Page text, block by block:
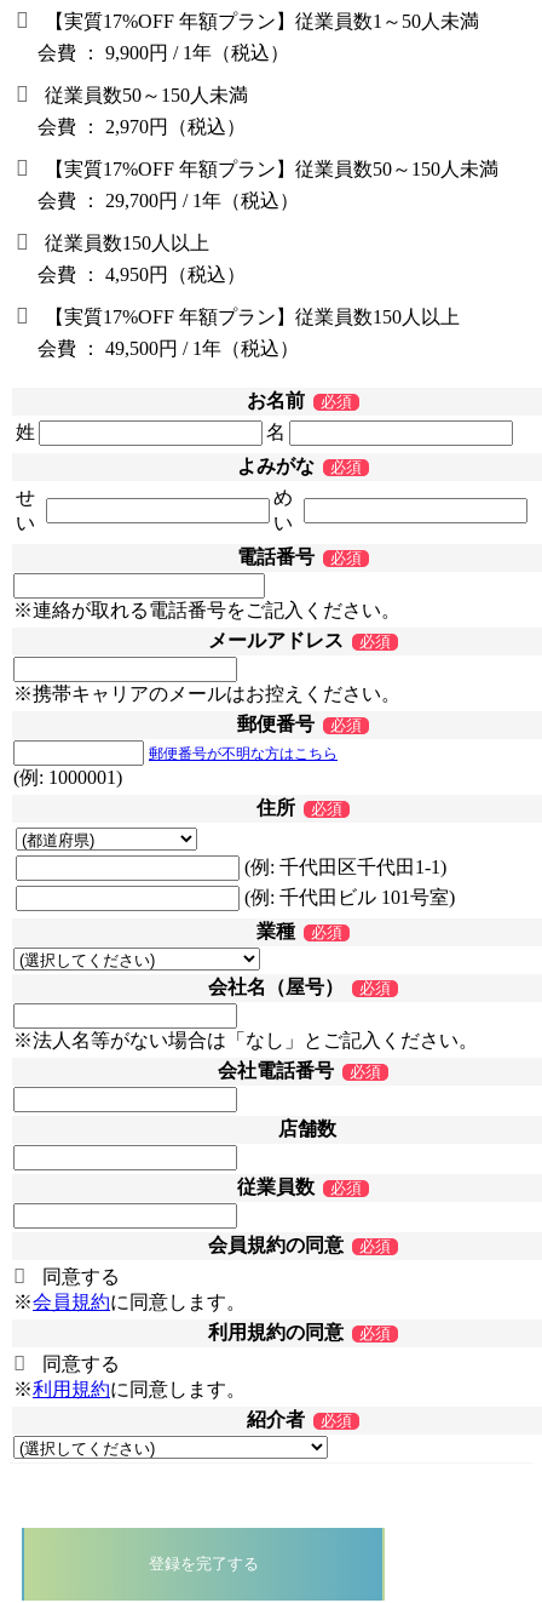
【実質17%OFF 年額プラン】従業員数1～50人未満
会費 ： 9,900円 / 1年（税込）
従業員数50～150人未満
会費 ： 2,970円（税込）
【実質17%OFF 年額プラン】従業員数50～150人未満
会費 ： 29,700円 / 1年（税込）
従業員数150人以上
会費 ： 4,950円（税込）
【実質17%OFF 年額プラン】従業員数150人以上
会費 ： 49,500円 / 1年（税込）
お名前 必須
姓
名
よみがな
必須
せ
い
め
い
電話番号
必須
※連絡が取れる電話番号をご記入ください。
メールアドレス
必須
※携帯キャリアのメールはお控えください。
郵便番号
必須
郵便番号が不明な方はこちら
(例: 1000001)
住所
必須
(例: 千代田区千代田1-1)
(例: 千代田ビル 101号室)
業種
必須
会社名（屋号） 必須
※法人名等がない場合は「なし」とご記入ください。
会社電話番号
必須
店舗数
従業員数 必須
会員規約の同意 必須
同意する
※会員規約に同意します。
利用規約の同意
必須
同意する
※利用規約に同意します。
紹介者
必須
登録を完了する